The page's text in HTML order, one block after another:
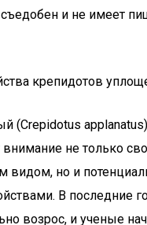
съедобен и не имеет
крепидотов
(Crepidotus
не только
но и
В последние
возрос, и ученые